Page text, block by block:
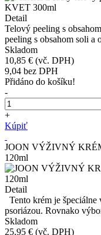
Detail
Telový peeling s
peeling s obsahom soli a
Skladom
10,85 € (vč. DPH)
9,04 bez DPH
Přidáno do košíku!
-
+
Kúpiť
JOON VÝŽIVNÝ
120ml
Detail
Tento krém je
psoriázou. Rovnako
Skladom
25,95 € (vč. DPH)